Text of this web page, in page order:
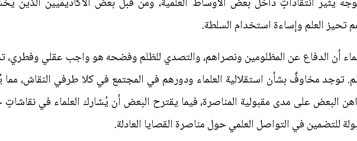
تحيز العلم وإساءة استخدام السلطة.
أن الدفاع عن المظلومين ونصراهم، والتصدي للظلم وفضحه هو واجب عقلي وفطري،
توجد مخاوفٌ بشأن استقلالية العلماء ودورهم في المجتمع في كلا طرفي النقاش، مما
يراهن البعض على مدى مقبولية المناصرة، فيما يقترح البعض أن يُشارك العلماء في
للتضمين في التواصل العلمي حول مناصرة القصايا العادلة.